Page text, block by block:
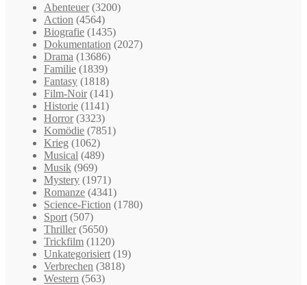
Abenteuer (3200)
Action (4564)
Biografie (1435)
Dokumentation (2027)
Drama (13686)
Familie (1839)
Fantasy (1818)
Film-Noir (141)
Historie (1141)
Horror (3323)
Komödie (7851)
Krieg (1062)
Musical (489)
Musik (969)
Mystery (1971)
Romanze (4341)
Science-Fiction (1780)
Sport (507)
Thriller (5650)
Trickfilm (1120)
Unkategorisiert (19)
Verbrechen (3818)
Western (563)